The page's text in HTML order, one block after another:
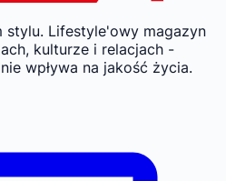
stylu. Lifestyle'owy magazyn
kulturze i relacjach -
wpływa na jakość życia.